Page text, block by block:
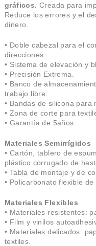
gráficos. Creada para
Reduce los errores y el
dinero.
• Doble cabezal para el
direcciones.
• Sistema de elevación y
• Precisión Extrema.
• Banco de
trabajo libre.
• Bandas de silicona para
• Zona de corte para
• Garantía de 5años.
Materiales Semirrígidos
• Cartón, tablero de
plástico corrugado de
• Tabla de montaje y de
• Policarbonato flexible de
Materiales Flexibles
• Materiales resistentes:
• Film y vinilos
• Materiales delicados:
textiles.